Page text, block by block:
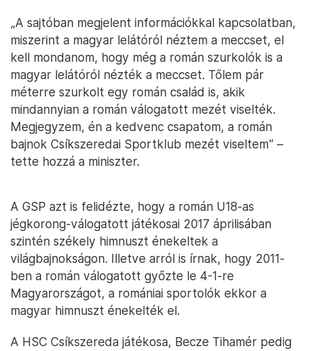
„A sajtóban megjelent információkkal kapcsolatban,
miszerint a magyar lelátóról néztem a meccset, el
kell mondanom, hogy még a román szurkolók is a
magyar lelátóról nézték a meccset. Tőlem pár
méterre szurkolt egy román család is, akik
mindannyian a román válogatott mezét viselték.
Megjegyzem, én a kedvenc csapatom, a román
bajnok Csíkszeredai Sportklub mezét viseltem” –
tette hozzá a miniszter.
A GSP azt is felidézte, hogy a román U18-as
jégkorong-válogatott játékosai 2017 áprilisában
szintén székely himnuszt énekeltek a
világbajnokságon. Illetve arról is írnak, hogy 2011-
ben a román válogatott győzte le 4-1-re
Magyarországot, a romániai sportolók ekkor a
magyar himnuszt énekelték el.
A HSC Csíkszereda játékosa, Becze Tihamér pedig